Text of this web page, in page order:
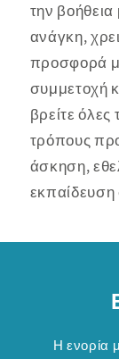
την
ανάγκη,
προσφορά
συμμετοχή
βρείτε όλες
τρόπους
άσκηση,
εκπαίδευση
Η ενορία